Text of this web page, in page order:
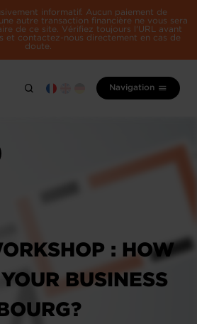
informatif. Aucun paiement de
autre transaction financière ne vous sera
de ce site. Vérifiez toujours l'URL avant
et contactez-nous directement en cas de
doute.
Navigation
: HOW
BUSINESS